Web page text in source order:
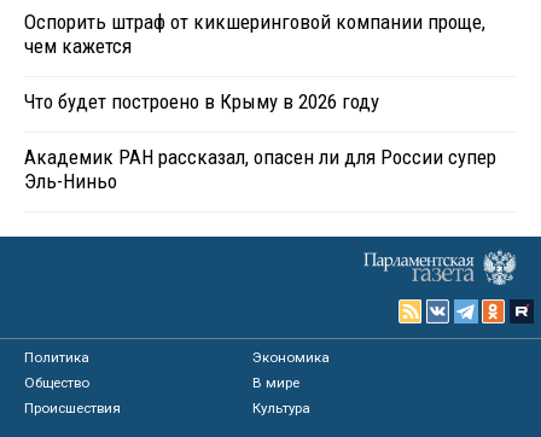
Оспорить штраф от кикшеринговой компании проще,
чем кажется
Что будет построено в Крыму в 2026 году
Академик РАН рассказал, опасен ли для России супер
Эль-Ниньо
Политика
Экономика
Общество
В мире
Происшествия
Культура